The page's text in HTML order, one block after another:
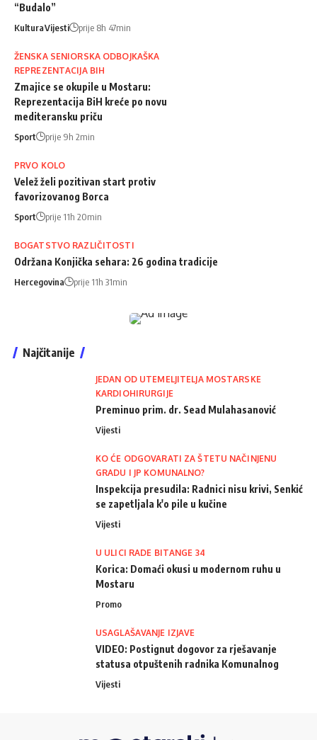
“Budalo”
KulturaVijesti prije 8h 47min
ŽENSKA SENIORSKA ODBOJKAŠKA
REPREZENTACIJA BIH
Zmajice se okupile u Mostaru:
Reprezentacija BiH kreće po novu
mediteransku priču
Sport prije 9h 2min
PRVO KOLO
Velež želi pozitivan start protiv
favorizovanog Borca
Sport prije 11h 20min
BOGATSTVO RAZLIČITOSTI
Održana Konjička sehara: 26 godina tradicije
Hercegovina prije 11h 31min
Najčitanije
JEDAN OD UTEMELJITELJA MOSTARSKE
KARDIOHIRURGIJE
Preminuo prim. dr. Sead Mulahasanović
Vijesti
KO ĆE ODGOVARATI ZA ŠTETU NAČINJENU
GRADU I JP KOMUNALNO?
Inspekcija presudila: Radnici nisu krivi, Senkić
se zapetljala k'o pile u kučine
Vijesti
U ULICI RADE BITANGE 34
Korica: Domaći okusi u modernom ruhu u
Mostaru
Promo
USAGLAŠAVANJE IZJAVE
VIDEO: Postignut dogovor za rješavanje
statusa otpuštenih radnika Komunalnog
Vijesti